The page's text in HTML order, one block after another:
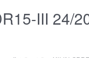
III 24/